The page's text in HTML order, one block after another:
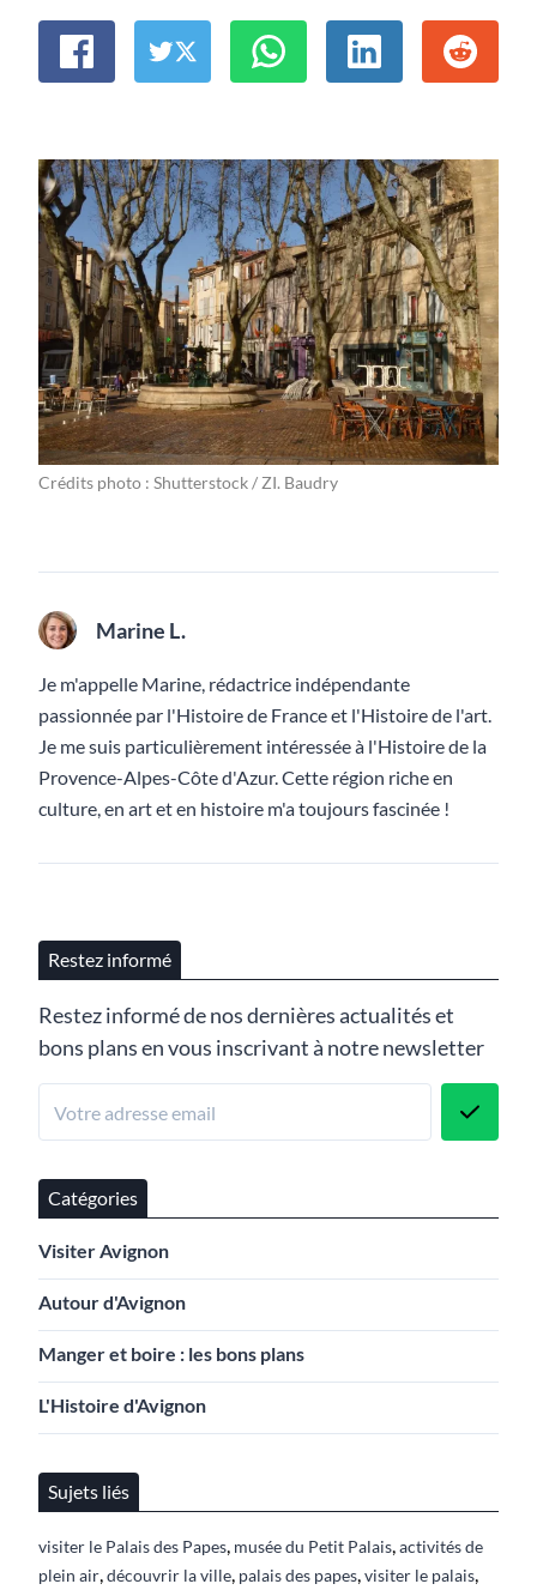
Crédits photo : Shutterstock / ZI. Baudry
Marine L.
Je m'appelle Marine, rédactrice indépendante
passionnée par l'Histoire de France et l'Histoire de l'art.
Je me suis particulièrement intéressée à l'Histoire de la
Provence-Alpes-Côte d'Azur. Cette région riche en
culture, en art et en histoire m'a toujours fascinée !
Restez informé
Restez informé de nos dernières actualités et
bons plans en vous inscrivant à notre newsletter
Catégories
Visiter Avignon
Autour d'Avignon
Manger et boire : les bons plans
L'Histoire d'Avignon
Sujets liés
visiter le Palais des Papes, musée du Petit Palais,activités de
plein air,découvrir la ville, palais des papes,visiter le palais,